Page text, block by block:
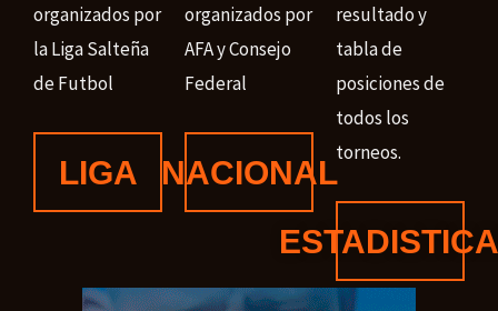
organizados por
la Liga Salteña
de Futbol
LIGA
organizados por
AFA y Consejo
Federal
NACIONAL
resultado y
tabla de
posiciones de
todos los
torneos.